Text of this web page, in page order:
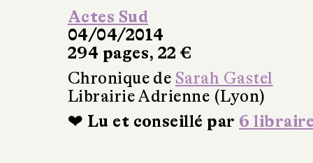
Actes Sud
04/04/2014
294 pages, 22 €
Chronique de Sarah Gastel
Librairie Adrienne (Lyon)
❤ Lu et conseillé par 6